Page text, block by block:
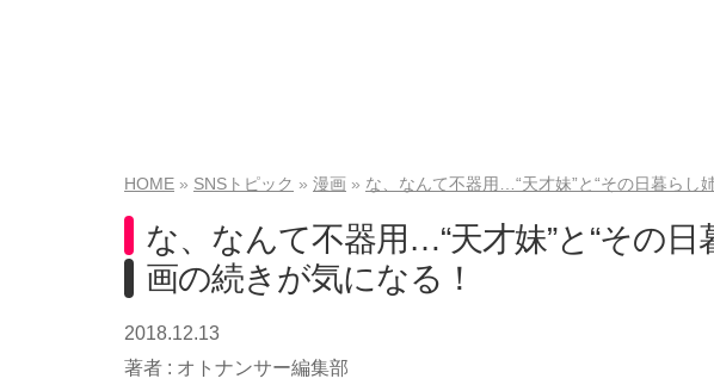
HOME SNSトピック 漫画 な、なんて不器用…“天才妹”と“その日暮らし
な、なんて不器用…“天才妹”と“その日
画の続きが気になる！
2018.12.13
著者 : オトナンサー編集部